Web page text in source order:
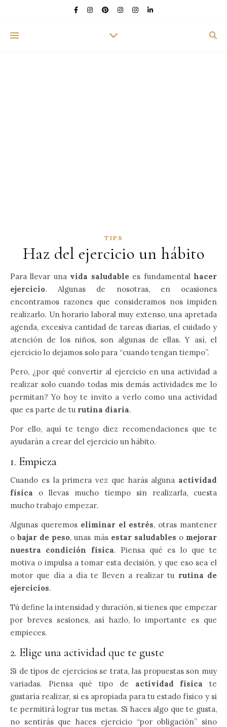
TIPS
Haz del ejercicio un hábito
Para llevar una vida saludablees fundamental hacer
ejercicio. Algunas de nosotras, en ocasiones
encontramos razones que consideramos nos impiden
realizarlo. Un horario laboral muy extenso, una apretada
agenda, excesiva cantidad de tareas diarias, el cuidado y
atención de los niños, son algunas de ellas. Y así, el
ejercicio lo dejamos solo para “cuando tengan tiempo”.
Pero, ¿por qué convertir al ejercicio en una actividad a
realizar solo cuando todas mis demás actividades me lo
permitan? Yo hoy te invito a verlo como una actividad
que es parte de tu rutina diaria.
Por ello, aquí te tengo diez recomendaciones que te
ayudarán a crear del ejercicio un hábito.
1. Empieza
Cuando es la primera vez que harás alguna actividad
física o llevas mucho tiempo sin realizarla, cuesta
mucho trabajo empezar.
Algunas queremos eliminar el estrés, otras mantener
obajar de peso, unas más estar saludables o mejorar
nuestra condición física. Piensa qué es lo que te
motiva o impulsa a tomar esta decisión, y que eso sea el
motor que día a día te lleven a realizar tu rutina de
ejercicios.
Tú define la intensidad y duración, si tienes que empezar
por breves sesiones, así hazlo, lo importante es que
empieces.
2. Elige una actividad que te guste
Si de tipos de ejercicios se trata, las propuestas son muy
variadas. Piensa qué tipo de actividad física te
gustaría realizar, si es apropiada para tu estado físico y si
te permitirá lograr tus metas. Si haces algo que te gusta,
no sentirás que haces ejercicio “por obligación” sino